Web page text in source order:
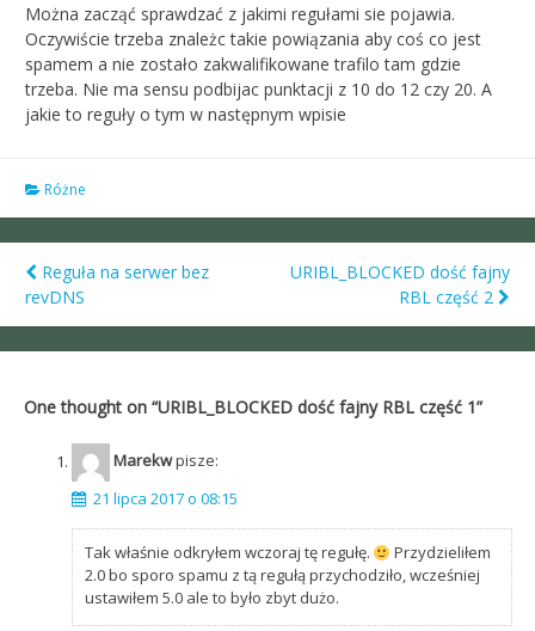
Można zacząć sprawdzać z jakimi regułami sie pojawia.
Oczywiście trzeba znależc takie powiązania aby coś co jest
spamem a nie zostało zakwalifikowane trafilo tam gdzie
trzeba. Nie ma sensu podbijac punktacji z 10 do 12 czy 20. A
jakie to reguły o tym w następnym wpisie
Różne
Post
navigation
Reguła na serwer bez
revDNS
URIBL_BLOCKED dość fajny
RBL część 2
One thought on “URIBL_BLOCKED dość fajny RBL część 1”
Marekwpisze:
21 lipca 2017 o 08:15
Tak właśnie odkryłem wczoraj tę regułę.
Przydzieliłem
2.0 bo sporo spamu z tą regułą przychodziło, wcześniej
ustawiłem 5.0 ale to było zbyt dużo.